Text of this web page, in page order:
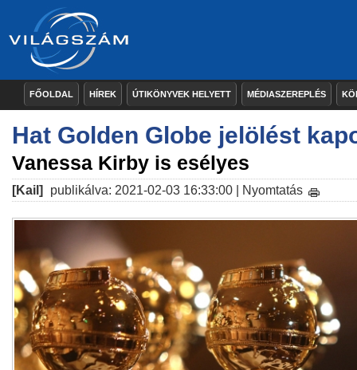
FŐOLDAL HÍREK ÚTIKÖNYVEK HELYETT MÉDIASZEREPLÉS
Hat Golden Globe jelölést
Vanessa Kirby is esélyes
[Kail] publikálva: 2021-02-03 16:33:00 | Nyomtatás